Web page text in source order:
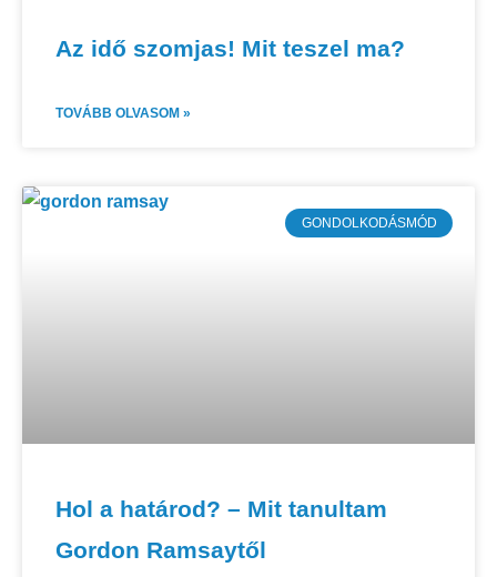
Az idő szomjas! Mit teszel ma?
TOVÁBB OLVASOM »
GONDOLKODÁSMÓD
Hol a határod? – Mit tanultam
Gordon Ramsaytől